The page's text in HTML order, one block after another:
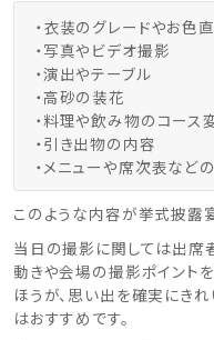
・衣装のグレードやお色
・写真やビデオ撮影
・演出やテーブル
・高砂の装花
・料理や飲み物のコース
・引き出物の内容
・メニューや席次表など
このような内容が挙式披露
当日の撮影に関しては出席
動きや会場の撮影ポイント
ほうが、思い出を確実にき
はおすすめです。